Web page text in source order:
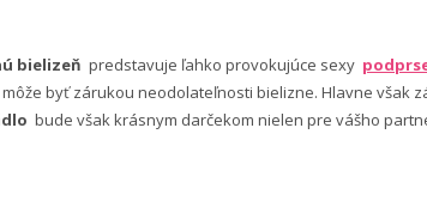
bielizeň predstavuje ľahko provokujúce sexy
byť zárukou neodolateľnosti bielizne. Hlavne
bude však krásnym darčekom nielen pre vášho